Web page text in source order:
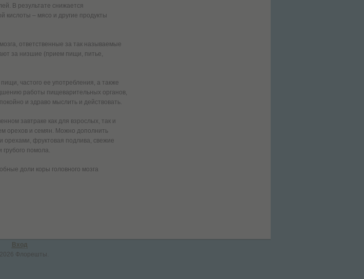
В результате снижается
кислоты – мясо и другие продукты
ответственные за так называемые
за низшие (прием пищи, питье,
частого ее употребления, а также
работы пищеварительных органов,
и здраво мыслить и действовать.
завтраке как для взрослых, так и
орехов и семян. Можно дополнить
орехами, фруктовая подлива, свежие
помола.
доли коры головного мозга
Вход
Флорешты.